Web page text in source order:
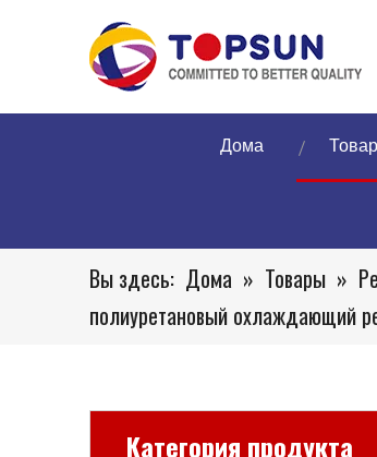
Дома
Вы здесь: Дома » Товары »
полиуретановый охлаждающий
Категория продукта